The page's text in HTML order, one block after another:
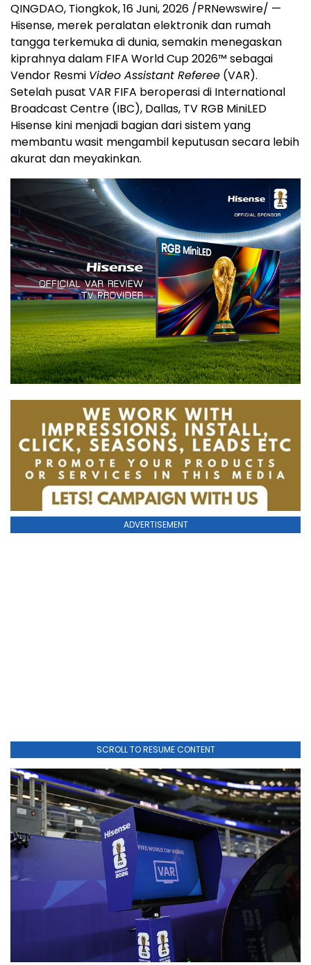
QINGDAO, Tiongkok,16 Juni, 2026 /PRNewswire/ —
Hisense, merek peralatan elektronik dan rumah
tangga terkemuka di dunia, semakin menegaskan
kiprahnya dalam FIFA World Cup 2026™ sebagai
Vendor Resmi Video Assistant Referee (VAR).
Setelah pusat VAR FIFA beroperasi di International
Broadcast Centre (IBC), Dallas, TV RGB MiniLED
Hisense kini menjadi bagian dari sistem yang
membantu wasit mengambil keputusan secara lebih
akurat dan meyakinkan.
ADVERTISEMENT
SCROLL TO RESUME CONTENT